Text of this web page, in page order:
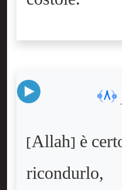
﴿٨﴾
[Allah] è
ricondurlo,